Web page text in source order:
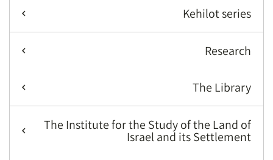
Kehilot series
Research
The Library
The Institute for the Study of the Land of
Israel and its Settlement